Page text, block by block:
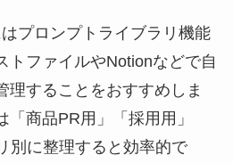
プロンプトライブラリ機能
トファイルやNotionなどで自
理することをおすすめしま
商品PR用」「採用用」
別に整理すると効率的で